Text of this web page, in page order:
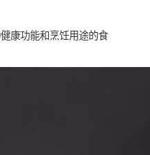
康功能和烹饪用途的食